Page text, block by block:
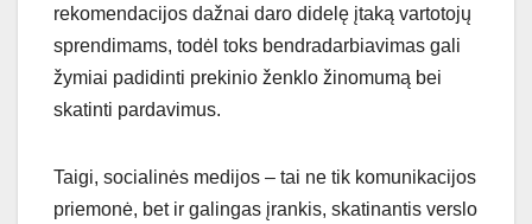
rekomendacijos dažnai daro didelę įtaką vartotojų
sprendimams, todėl toks bendradarbiavimas gali
žymiai padidinti prekinio ženklo žinomumą bei
skatinti pardavimus.
Taigi, socialinės medijos – tai ne tik komunikacijos
priemonė, bet ir galingas įrankis, skatinantis verslo